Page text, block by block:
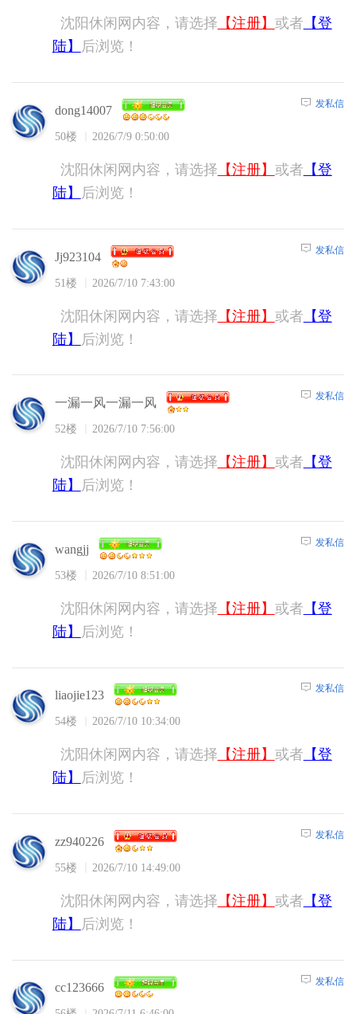
沈阳休闲网内容，请选择 【注册】 或者 【登
陆】
后浏览！
dong14007
50楼 2026/7/9 0:50:00
发私信
沈阳休闲网内容，请选择 【注册】 或者 【登
陆】
后浏览！
Jj923104
51楼 2026/7/10 7:43:00
发私信
沈阳休闲网内容，请选择 【注册】 或者 【登
陆】
后浏览！
一漏一风一漏一风
52楼 2026/7/10 7:56:00
发私信
沈阳休闲网内容，请选择 【注册】 或者 【登
陆】
后浏览！
wangjj
53楼 2026/7/10 8:51:00
发私信
沈阳休闲网内容，请选择 【注册】 或者 【登
陆】
后浏览！
liaojie123
54楼 2026/7/10 10:34:00
发私信
沈阳休闲网内容，请选择 【注册】 或者 【登
陆】
后浏览！
zz940226
55楼 2026/7/10 14:49:00
发私信
沈阳休闲网内容，请选择 【注册】 或者 【登
陆】
后浏览！
cc123666 发私信